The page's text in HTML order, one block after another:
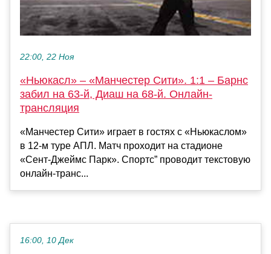
22:00, 22 Ноя
«Ньюкасл» – «Манчестер Сити». 1:1 – Барнс
забил на 63-й, Диаш на 68-й. Онлайн-
трансляция
«Манчестер Сити» играет в гостях с «Ньюкаслом»
в 12-м туре АПЛ. Матч проходит на стадионе
«Сент-Джеймс Парк». Спортс” проводит текстовую
онлайн-транс...
16:00, 10 Дек